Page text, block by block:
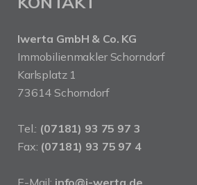
Iwerta GmbH & Co. KG
Immobilienmakler Schorndorf
Karlsplatz 1
73614 Schorndorf
Tel.: (07181) 93 75 97 3
Fax: (07181) 93 75 97 4
E-Mail: info@i-werta.de